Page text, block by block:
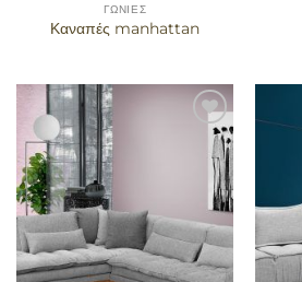
ΓΩΝΊΕΣ
Καναπές manhattan
Προσθήκη
αγαπημένα